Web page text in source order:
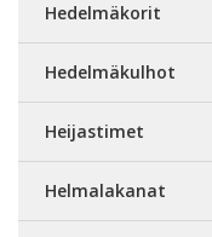
Hedelmäkorit
Hedelmäkulhot
Heijastimet
Helmalakanat